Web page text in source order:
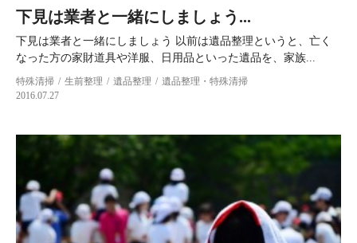
下見は業者と一緒にしましょう...
下見は業者と一緒にしましょう 以前は遺品整理というと、亡く
なった方の家財道具や洋服、日用品といった遺品を、家族...
特殊清掃 生前整理 遺品整理
遺品整理・特殊清掃
2016.07.27